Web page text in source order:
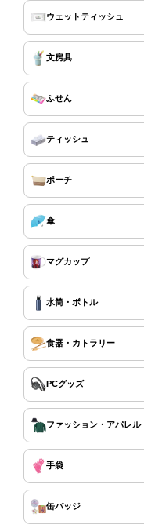
ウェットティッシュ
文房具
ふせん
ティッシュ
ポーチ
傘
マグカップ
水筒・ボトル
食器・カトラリー
PCグッズ
ファッション・アパレル
手袋
缶バッジ